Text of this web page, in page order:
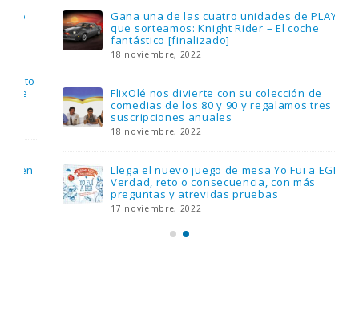
Gana una de las cuatro unidades de PLAYMOBIL
que sorteamos: Knight Rider – El coche
fantástico [finalizado]
18 noviembre, 2022
FlixOlé nos divierte con su colección de
comedias de los 80 y 90 y regalamos tres
suscripciones anuales
18 noviembre, 2022
Llega el nuevo juego de mesa Yo Fui a EGB:
Verdad, reto o consecuencia, con más
preguntas y atrevidas pruebas
17 noviembre, 2022